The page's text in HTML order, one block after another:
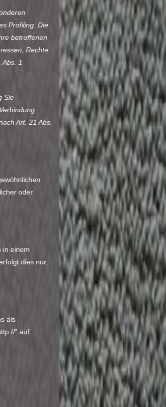
Profiling. Die
betroffenen
Rechte
1
Sie
Art. 21 Abs.
oder
in einem
dies nur,
als
” auf